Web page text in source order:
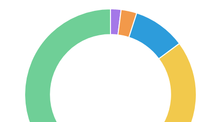
Paris
arrondissement
11 454 € 12 687 €
75016 -
Paris
16ème
arrondissement
15 155 €